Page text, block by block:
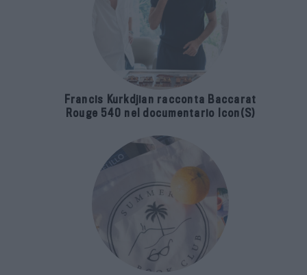
Francis Kurkdjian racconta Baccarat
Rouge 540 nel documentario Icon(S)